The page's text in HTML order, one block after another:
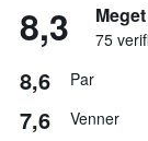
8,3 75
8,6 Par
7,6 Venner